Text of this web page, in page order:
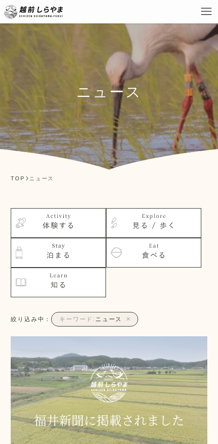
ニュース
TOP ニュース
絞り込み中： キーワード: ニュース